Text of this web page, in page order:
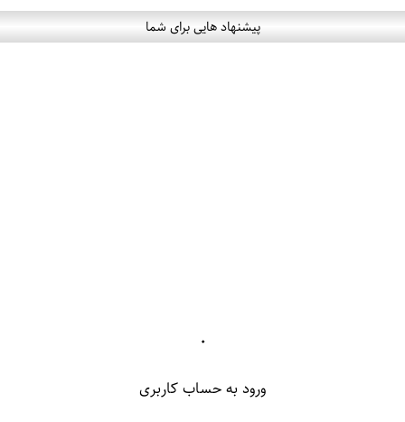
پیشنهاد هایی برای شما
۰
ورود به حساب کاربری